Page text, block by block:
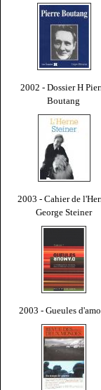
2002 - Dossier H
Boutang
2003 - Cahier de
George Steiner
2003 - Gueules